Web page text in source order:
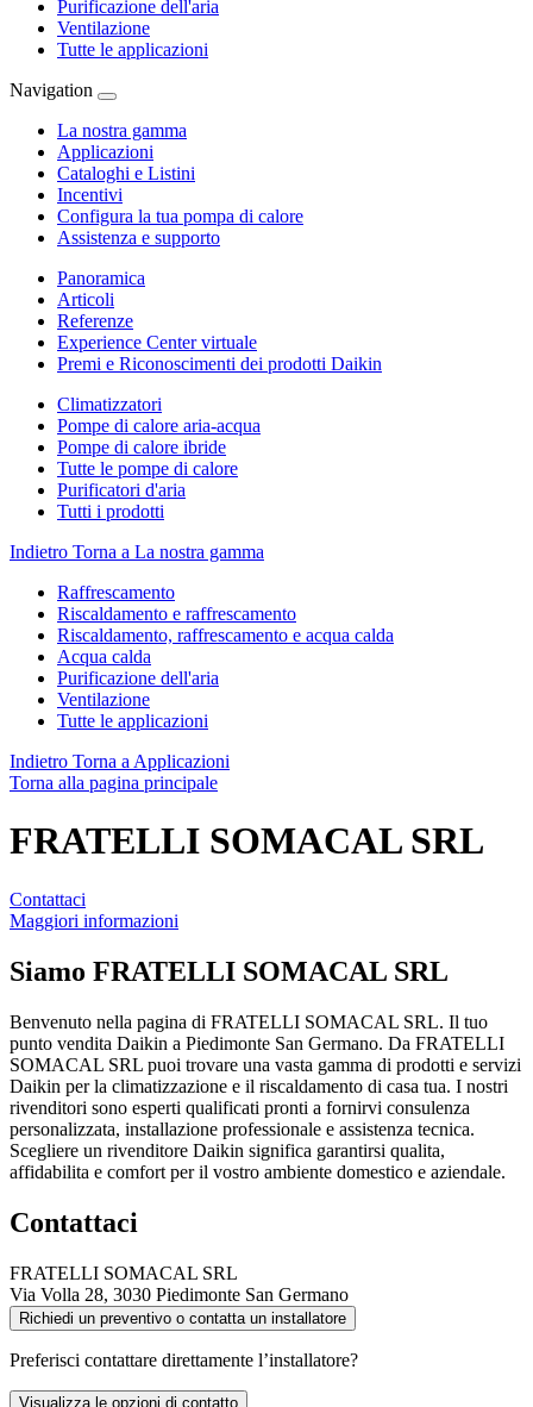
Purificazione dell'aria
Ventilazione
Tutte le applicazioni
Navigation
La nostra gamma
Applicazioni
Cataloghi e Listini
Incentivi
Configura la tua pompa di calore
Assistenza e supporto
Panoramica
Articoli
Referenze
Experience Center virtuale
Premi e Riconoscimenti dei prodotti Daikin
Climatizzatori
Pompe di calore aria-acqua
Pompe di calore ibride
Tutte le pompe di calore
Purificatori d'aria
Tutti i prodotti
Indietro Torna a La nostra gamma
Raffrescamento
Riscaldamento e raffrescamento
Riscaldamento, raffrescamento e acqua calda
Acqua calda
Purificazione dell'aria
Ventilazione
Tutte le applicazioni
Indietro Torna a Applicazioni
Torna alla pagina principale
FRATELLI SOMACAL SRL
Contattaci
Maggiori informazioni
Siamo FRATELLI SOMACAL SRL
Benvenuto nella pagina di FRATELLI SOMACAL SRL. Il tuo
punto vendita Daikin a Piedimonte San Germano. Da FRATELLI
SOMACAL SRL puoi trovare una vasta gamma di prodotti e servizi
Daikin per la climatizzazione e il riscaldamento di casa tua. I nostri
rivenditori sono esperti qualificati pronti a fornirvi consulenza
personalizzata, installazione professionale e assistenza tecnica.
Scegliere un rivenditore Daikin significa garantirsi qualita,
affidabilita e comfort per il vostro ambiente domestico e aziendale.
Contattaci
FRATELLI SOMACAL SRL
Via Volla 28, 3030 Piedimonte San Germano
Richiedi un preventivo o contatta un installatore
Preferisci contattare direttamente l’installatore?
Visualizza le opzioni di contatto